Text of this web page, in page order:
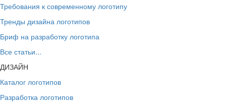
Требования к современному логотипу
Тренды дизайна логотипов
Бриф на разработку логотипа
Все статьи...
ДИЗАЙН
Каталог логотипов
Разработка логотипов